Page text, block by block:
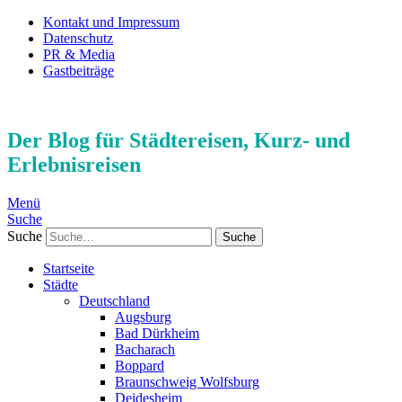
Kontakt und Impressum
Datenschutz
PR & Media
Gastbeiträge
Der Blog für Städtereisen, Kurz- und
Erlebnisreisen
Menü
Suche
Suche
Startseite
Städte
Deutschland
Augsburg
Bad Dürkheim
Bacharach
Boppard
Braunschweig Wolfsburg
Deidesheim